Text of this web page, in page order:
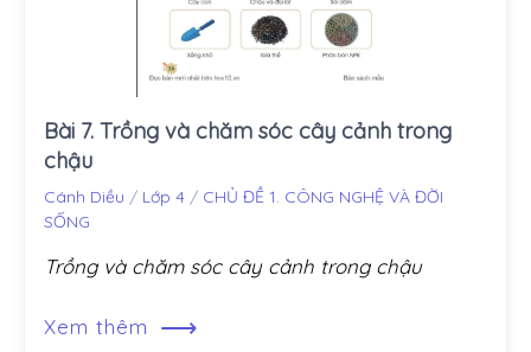
Bài 7. Trồng và chăm sóc cây cảnh trong
chậu
Cánh Diều / Lớp 4 / CHỦ ĐỀ 1. CÔNG NGHỆ VÀ ĐỜI
SỐNG
Trồng và chăm sóc cây cảnh trong chậu
Xem thêm ⟶